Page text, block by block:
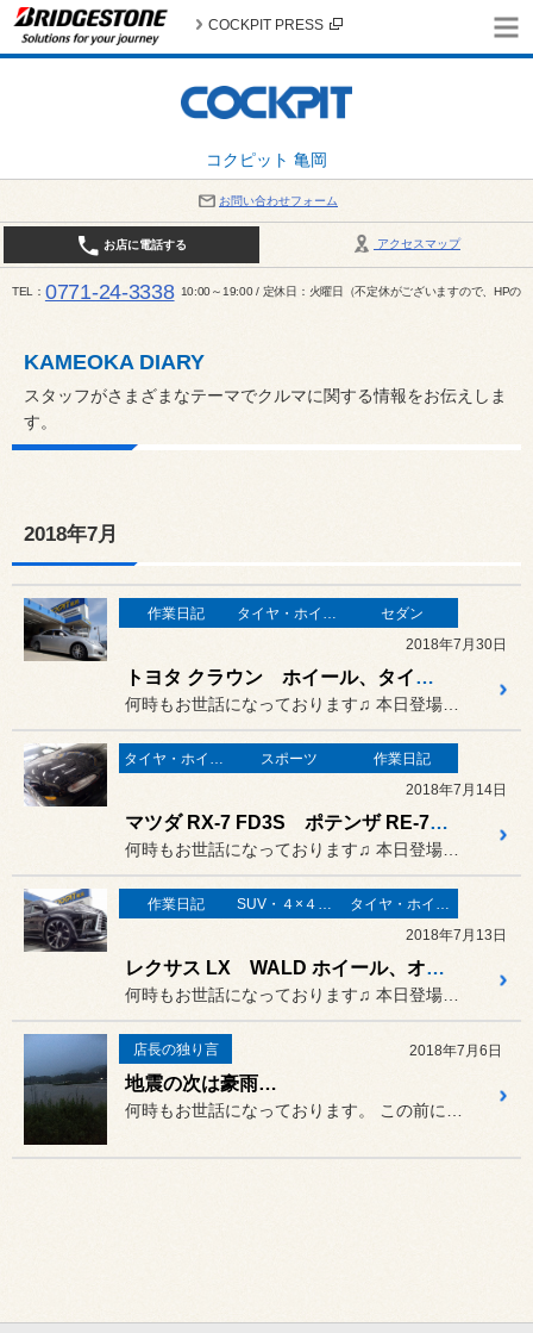
コクピット 亀岡
COCKPIT PRESS
お問い合わせフォーム
アクセスマップ
お店に電話する
TEL 0771-24-3338 10:00～19:00 / 定休日：火曜日（不定休がございますので、HPの
KAMEOKA DIARY
スタッフがさまざまなテーマでクルマに関する情報をお伝えしま
す。
2018年7月
作業日記 タイヤ・ホイール
セダン
2018年7月30日
トヨタ クラウン ホイール、タイヤ交換♫
タイヤ・ホイール スポーツ
作業日記
2018年7月14日
マツダ RX-7 FD3S ポテンザ RE-71R 交換♫
作業日記 SUV・４×４（オフロード）
タイヤ・ホイール
2018年7月13日
レクサス LX WALD ホイール、オーバーフェンダー加工取り付け♫
店長の独り言 2018年7月6日
地震の次は豪雨…